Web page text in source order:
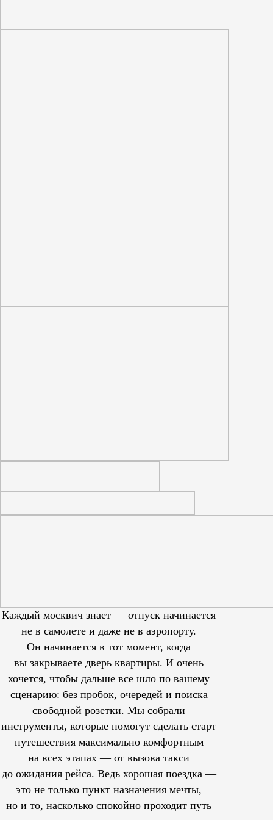
Каждый москвич знает — отпуск начинается
не в самолете и даже не в аэропорту.
Он начинается в тот момент, когда
вы закрываете дверь квартиры. И очень
хочется, чтобы дальше все шло по вашему
сценарию: без пробок, очередей и поиска
свободной розетки. Мы собрали
инструменты, которые помогут сделать старт
путешествия максимально комфортным
на всех этапах — от вызова такси
до ожидания рейса. Ведь хорошая поездка —
это не только пункт назначения мечты,
но и то, насколько спокойно проходит путь